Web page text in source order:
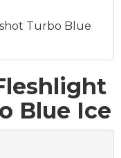
Turbo Blue
Blue Ice